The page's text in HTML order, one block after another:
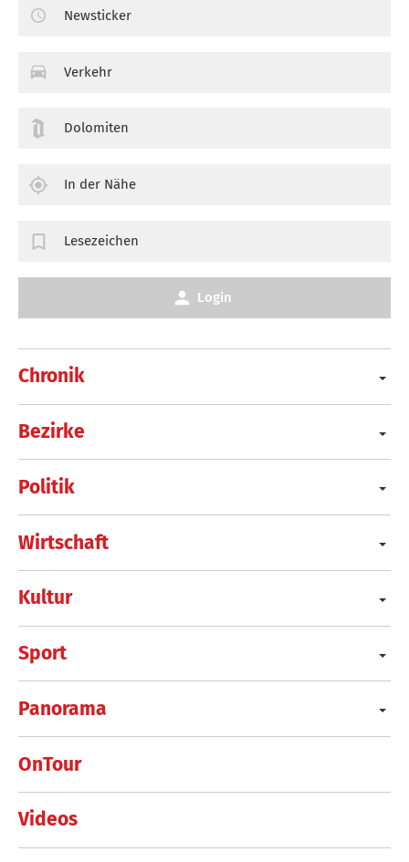
Chronik
Bezirke
Politik
Wirtschaft
Kultur
Sport
Panorama
OnTour
Videos
Newsticker
Verkehr
Dolomiten
In der Nähe
Lesezeichen
Login